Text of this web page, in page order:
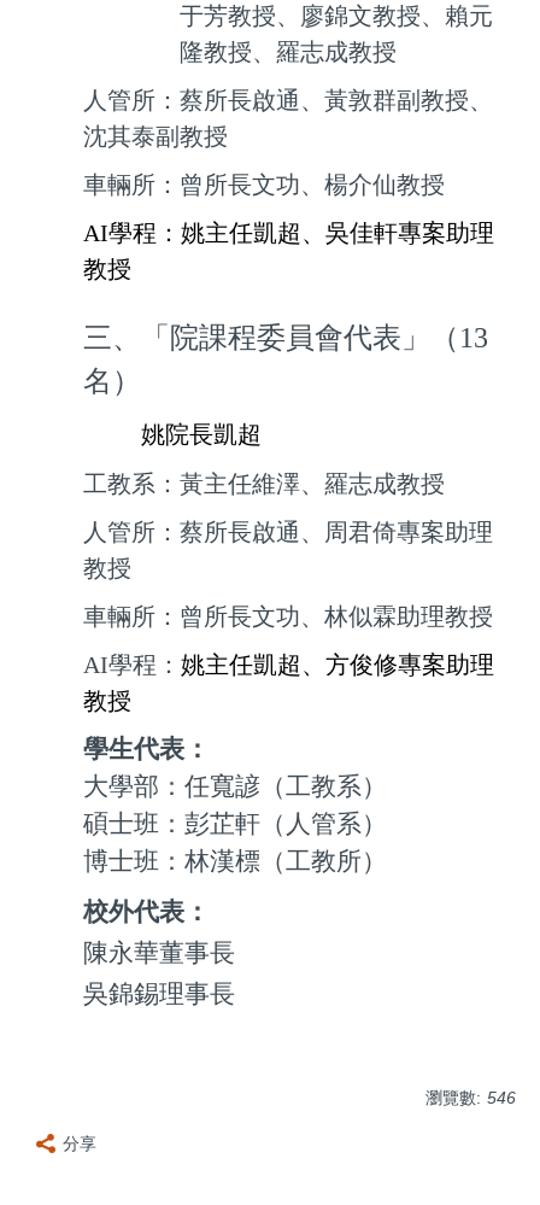
于芳教授、廖錦文教授、賴元
隆教授、羅志成教授
人管所：蔡所長啟通、黃敦群副教授、
沈其泰副教授
車輛所：曾所長文功、楊介仙教授
AI學程：姚主任凱超、吳佳軒專案助理
教授
三、「院課程委員會代表」（13
名）
姚院長凱超
工教系：黃主任維澤、羅志成教授
人管所：蔡所長啟通、周君倚專案助理
教授
車輛所：曾所長文功、林似霖助理教授
AI學程： 姚主任凱超、方俊修專案助理
教授
學生代表：
大學部：任寬諺（工教系）
碩士班：彭芷軒（人管系）
博士班：林漢標（工教所）
校外代表：
陳永華董事長
吳錦錫理事長
瀏覽數: 546
分享